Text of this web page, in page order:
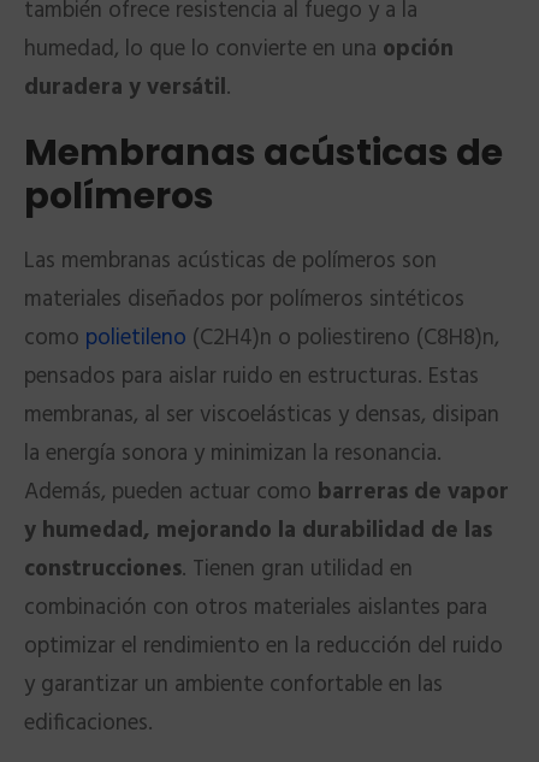
también ofrece resistencia al fuego y a la
humedad, lo que lo convierte en una opción
duradera y versátil.
Membranas acústicas de
polímeros
Las membranas acústicas de polímeros son
materiales diseñados por polímeros sintéticos
como polietileno (C2H4)n o poliestireno (C8H8)n,
pensados para aislar ruido en estructuras. Estas
membranas, al ser viscoelásticas y densas, disipan
la energía sonora y minimizan la resonancia.
Además, pueden actuar como barreras de vapor
y humedad, mejorando la durabilidad de las
construcciones. Tienen gran utilidad en
combinación con otros materiales aislantes para
optimizar el rendimiento en la reducción del ruido
y garantizar un ambiente confortable en las
edificaciones.